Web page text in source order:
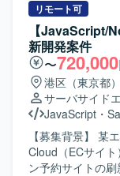
程表描画アプリ
度が遅くなる問題
める人物像】 主
ーションを取りな
います。 【ポジションの魅力】 大手通信キャリア系企業向
けの大規模な
高負荷なフロン
グの経験を積むこ
したフロントエ
アップが期待できます。 【開発環境】
フロントエンド
リモート可
【JavaScript/
新開発案件
〜720,000
港区（東京都）
サーバサイド
JavaScript ・
【募集背景】 某
Cloud（ECサイ
ン予約サイトの